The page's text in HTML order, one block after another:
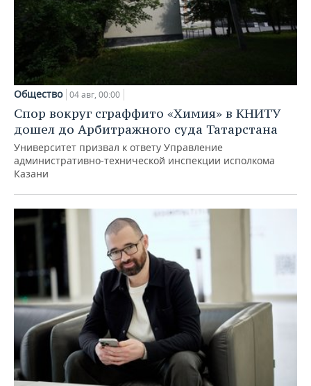
Общество 04 авг, 00:00
Спор вокруг сграффито «Химия» в КНИТУ
дошел до Арбитражного суда Татарстана
Университет призвал к ответу Управление
административно-технической инспекции исполкома
Казани